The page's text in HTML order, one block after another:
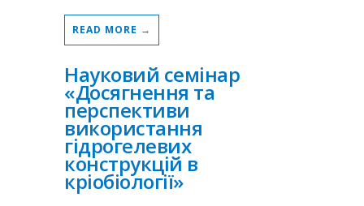
READ MORE →
Науковий семінар
«Досягнення та
перспективи
використання
гідрогелевих
конструкцій в
кріобіології»